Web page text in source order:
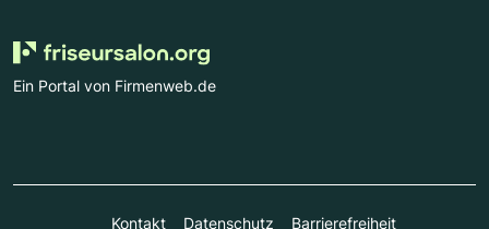
Ein Portal von Firmenweb.de
Kontakt Datenschutz Barrierefreiheit